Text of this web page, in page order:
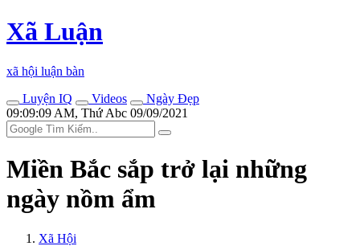
Xã Luận
xã hội luận bàn
Luyện IQ
Videos
Ngày Đẹp
09:09:09 AM, Thứ Abc 09/09/2021
Miền Bắc sắp trở lại những
ngày nồm ẩm
Xã Hội